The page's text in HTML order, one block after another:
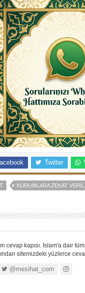
Twitter
KURUMLARA ZEKAT
cevap kapısı. İslam'a dair
sitemizdeki yüzlerce
@mesihat_com